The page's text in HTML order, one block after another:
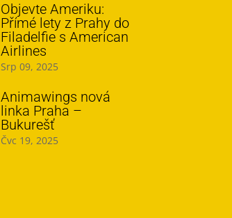
Objevte Ameriku:
Přímé lety z Prahy do
Filadelfie s American
Airlines
Srp 09, 2025
Animawings nová
linka Praha –
Bukurešť
Čvc 19, 2025